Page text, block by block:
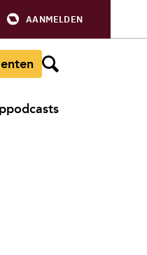
AANMELDEN
podcasts